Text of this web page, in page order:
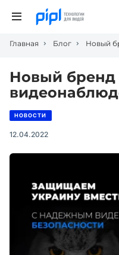
Главная Блог Новый
Новый бренд
НОВОСТИ
12.04.2022